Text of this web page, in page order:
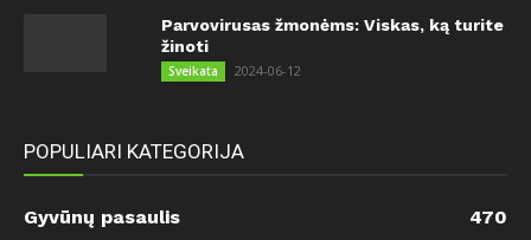
Parvovirusas žmonėms: Viskas, ką turite
žinoti
Sveikata 2024-06-12
POPULIARI KATEGORIJA
Gyvūnų pasaulis
470